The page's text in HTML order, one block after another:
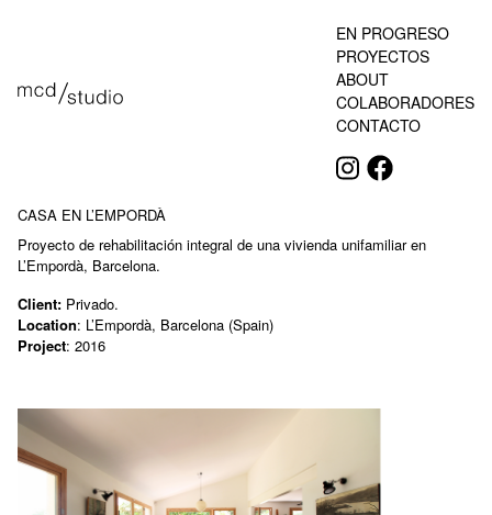
EN PROGRESO
PROYECTOS
ABOUT
COLABORADORES
CONTACTO
CASA EN L’EMPORDÀ
Proyecto de rehabilitación integral de una vivienda unifamiliar en
L’Empordà, Barcelona.
Client: Privado.
Location: L’Empordà, Barcelona (Spain)
Project: 2016